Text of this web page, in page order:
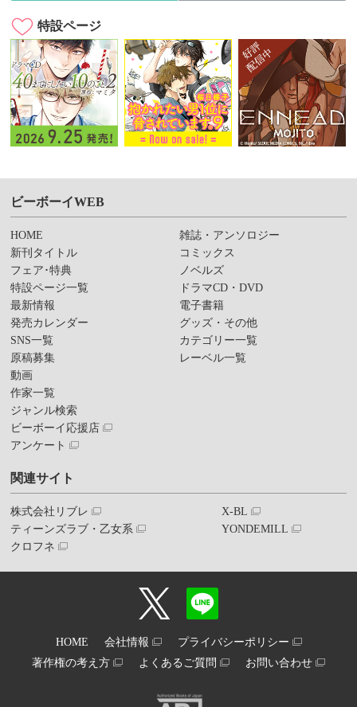
特設ページ
ビーボーイWEB
HOME
新刊タイトル
フェア･特典
特設ページ一覧
最新情報
発売カレンダー
SNS一覧
原稿募集
動画
作家一覧
ジャンル検索
ビーボーイ応援店
アンケート
雑誌・アンソロジー
コミックス
ノベルズ
ドラマCD・DVD
電子書籍
グッズ・その他
カテゴリー一覧
レーベル一覧
関連サイト
株式会社リブレ
ティーンズラブ・乙女系
クロフネ
X-BL
YONDEMILL
HOME 会社情報
プライバシーポリシー
著作権の考え方
よくあるご質問 お問い合わせ